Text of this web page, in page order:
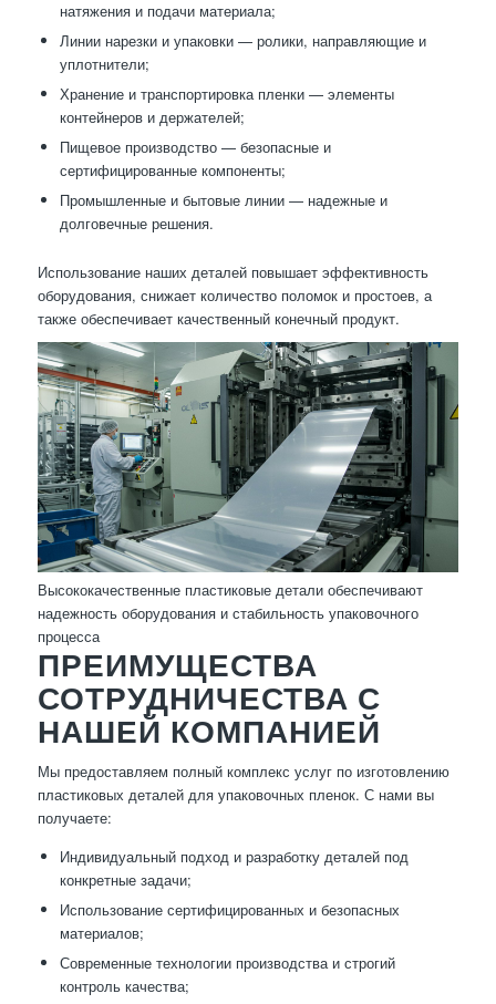
натяжения и подачи материала;
Линии нарезки и упаковки — ролики, направляющие и
уплотнители;
Хранение и транспортировка пленки — элементы
контейнеров и держателей;
Пищевое производство — безопасные и
сертифицированные компоненты;
Промышленные и бытовые линии — надежные и
долговечные решения.
Использование наших деталей повышает эффективность
оборудования, снижает количество поломок и простоев, а
также обеспечивает качественный конечный продукт.
Высококачественные пластиковые детали обеспечивают
надежность оборудования и стабильность упаковочного
процесса
ПРЕИМУЩЕСТВА
СОТРУДНИЧЕСТВА С
НАШЕЙ КОМПАНИЕЙ
Мы предоставляем полный комплекс услуг по изготовлению
пластиковых деталей для упаковочных пленок. С нами вы
получаете:
Индивидуальный подход и разработку деталей под
конкретные задачи;
Использование сертифицированных и безопасных
материалов;
Современные технологии производства и строгий
контроль качества;